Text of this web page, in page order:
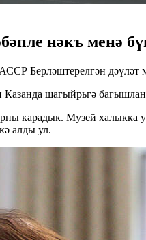
нәкъ менә
Берләштерелгән дәүләт
шагыйрьгә
карадык. Музей
алды ул.